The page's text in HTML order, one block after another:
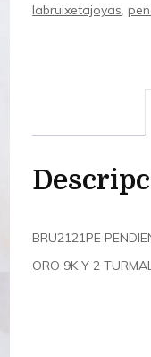
labruixetajoyas,
BRU2121PE
ORO 9K Y 2